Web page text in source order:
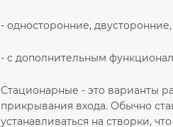
- односторонние, двусторонние,
- с дополнительным
Стационарные - это варианты
прикрывания входа. Обычно
устанавливаться на створки,